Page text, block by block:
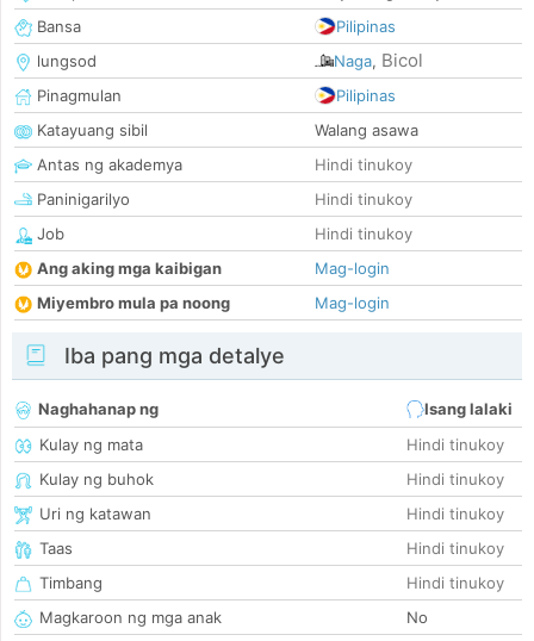
Bansa
Pilipinas
lungsod
Naga, Bicol
Pinagmulan
Pilipinas
Katayuang sibil
Walang asawa
Antas ng akademya
Hindi tinukoy
Paninigarilyo
Hindi tinukoy
Job
Hindi tinukoy
Ang aking mga kaibigan
Mag-login
Miyembro mula pa noong
Mag-login
Iba pang mga detalye
Naghahanap ng
Isang lalaki
Kulay ng mata
Hindi tinukoy
Kulay ng buhok
Hindi tinukoy
Uri ng katawan
Hindi tinukoy
Taas
Hindi tinukoy
Timbang
Hindi tinukoy
Magkaroon ng mga anak
No